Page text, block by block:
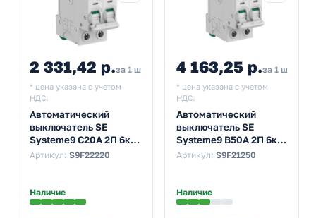
2 331,42 р.за 1 шт
* цена указана с учетом
НДС.
Автоматический
выключатель SE
Systeme9 С20А 2П 6кА
(автомат
Артикул: S9F22220
Наличие
4 163,25 р.за 1 шт
* цена указана с учетом
НДС.
Автоматический
выключатель SE
Systeme9 В50А 2П 6кА
(автомат
Артикул: S9F21250
Наличие